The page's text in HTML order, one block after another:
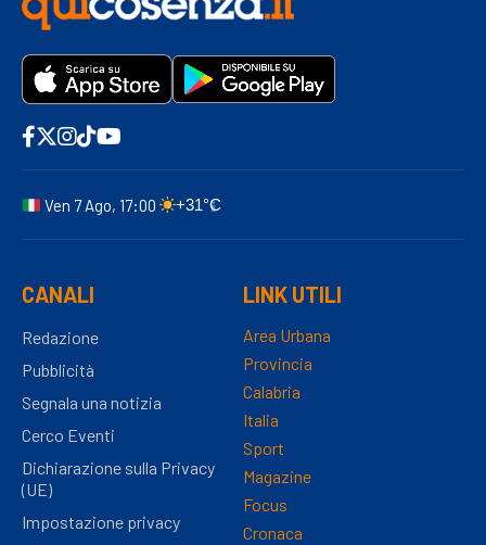
Ven 7 Ago, 17:00 +31°C
CANALI
Redazione
Pubblicità
Segnala una notizia
Cerco Eventi
Dichiarazione sulla Privacy
(UE)
Impostazione privacy
LINK UTILI
Area Urbana
Provincia
Calabria
Italia
Sport
Magazine
Focus
Cronaca